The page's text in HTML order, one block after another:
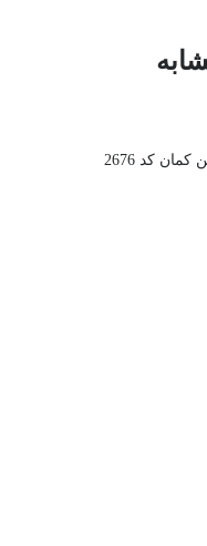
کد 2676